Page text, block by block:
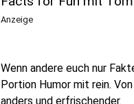
Anzeige
Wenn andere euch nur
Portion Humor mit rein.
anders und erfrischender.